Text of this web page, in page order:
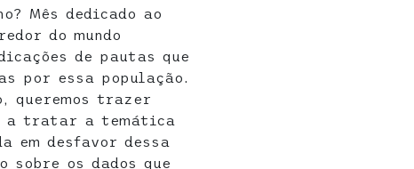
Mês dedicado ao
do mundo
de pautas que
por essa população.
queremos trazer
a tratar a temática
em desfavor dessa
sobre os dados que